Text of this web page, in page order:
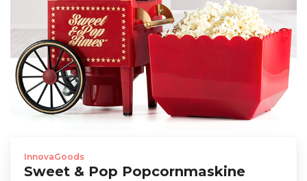
InnovaGoods
Sweet & Pop Popcornmaskine